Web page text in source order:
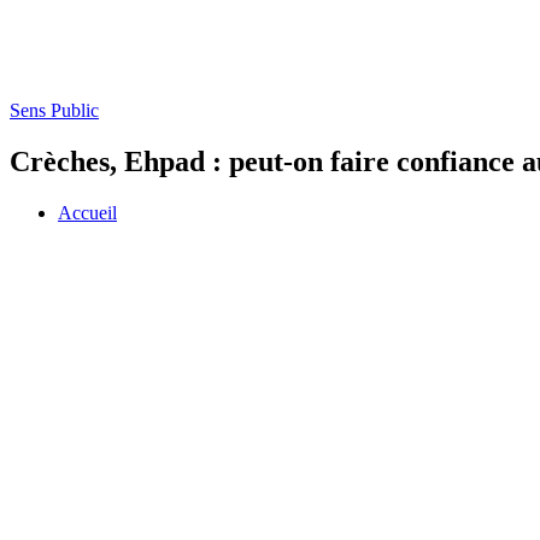
Sens Public
Crèches, Ehpad : peut-on faire confiance
Accueil